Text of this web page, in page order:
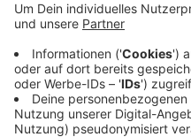
Ersatzbusse von
Linien vom
Verspätungen und
sagte, dass die
repariert werden